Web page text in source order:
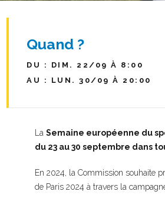
Quand ?
DU : DIM. 22/09 À 8:00
AU : LUN. 30/09 À 20:00
La Semaine européenne du
du 23 au 30 septembre dans
En 2024, la Commission souhaite
de Paris 2024 à travers la